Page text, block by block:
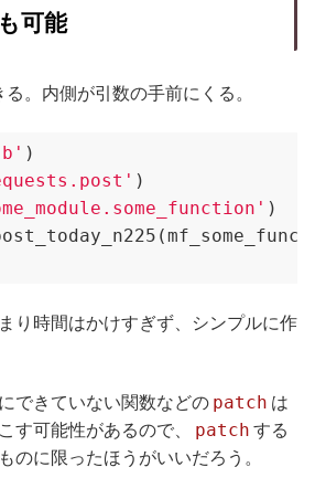
可能
。内側が引数の手前にくる。
)
り時間はかけすぎず、シンプルに作
できていない関数などの patch は
す可能性があるので、
patch する
のに限ったほうがいいだろう。